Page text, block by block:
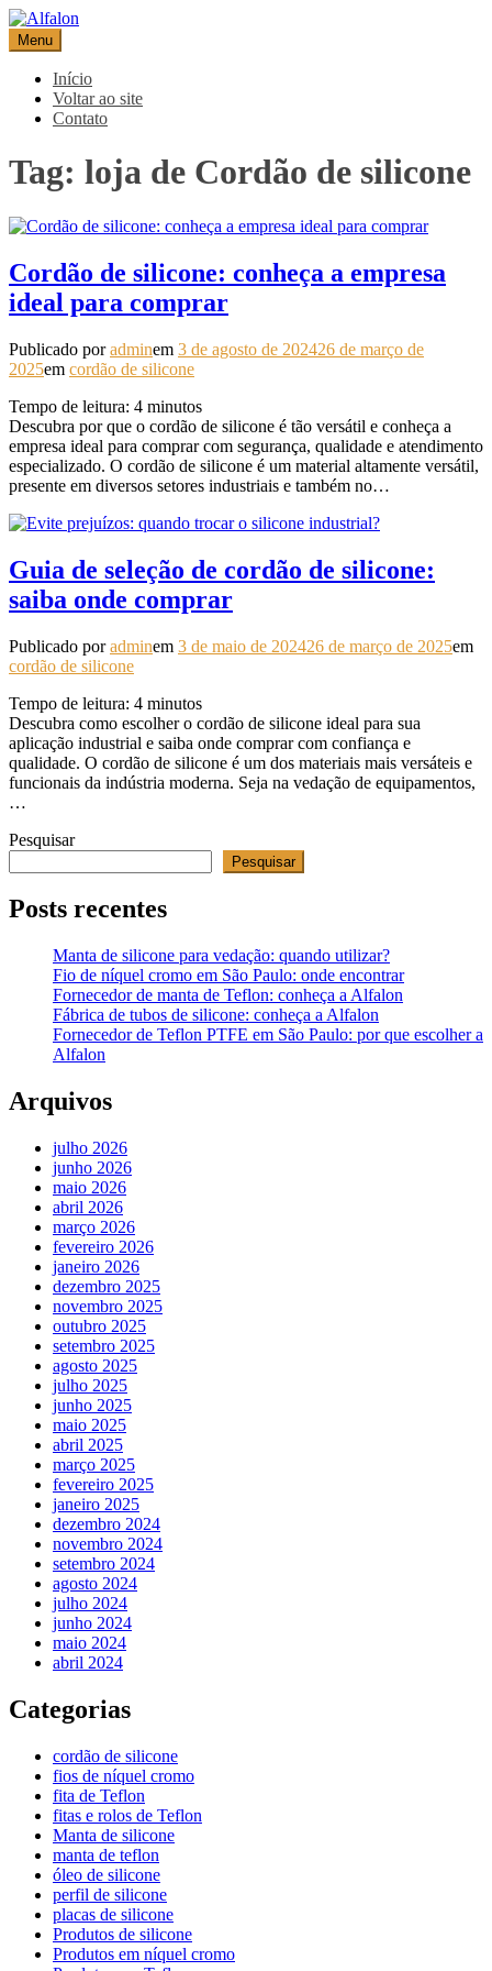
Pular
para
o
conteúdo
Alfalon
comércio e serviços pertinentes aos produtos de embalagens
Menu
Início
Voltar ao site
Contato
Tag: loja de Cordão de silicone
Cordão de silicone: conheça a empresa
ideal para comprar
Publicado poradminem 3 de agosto de 202426 de março de
2025em cordão de silicone
Tempo de leitura: 4 minutos
Descubra por que o cordão de silicone é tão versátil e conheça a
empresa ideal para comprar com segurança, qualidade e atendimento
especializado. O cordão de silicone é um material altamente versátil,
presente em diversos setores industriais e também no…
Guia de seleção de cordão de silicone:
saiba onde comprar
Publicado poradminem 3 de maio de 202426 de março de 2025em
cordão de silicone
Tempo de leitura: 4 minutos
Descubra como escolher o cordão de silicone ideal para sua
aplicação industrial e saiba onde comprar com confiança e
qualidade. O cordão de silicone é um dos materiais mais versáteis e
funcionais da indústria moderna. Seja na vedação de equipamentos,
…
Pesquisar
Pesquisar
Posts recentes
Manta de silicone para vedação: quando utilizar?
Fio de níquel cromo em São Paulo: onde encontrar
Fornecedor de manta de Teflon: conheça a Alfalon
Fábrica de tubos de silicone: conheça a Alfalon
Fornecedor de Teflon PTFE em São Paulo: por que escolher a
Alfalon
Arquivos
julho 2026
junho 2026
maio 2026
abril 2026
março 2026
fevereiro 2026
janeiro 2026
dezembro 2025
novembro 2025
outubro 2025
setembro 2025
agosto 2025
julho 2025
junho 2025
maio 2025
abril 2025
março 2025
fevereiro 2025
janeiro 2025
dezembro 2024
novembro 2024
setembro 2024
agosto 2024
julho 2024
junho 2024
maio 2024
abril 2024
Categorias
cordão de silicone
fios de níquel cromo
fita de Teflon
fitas e rolos de Teflon
Manta de silicone
manta de teflon
óleo de silicone
perfil de silicone
placas de silicone
Produtos de silicone
Produtos em níquel cromo